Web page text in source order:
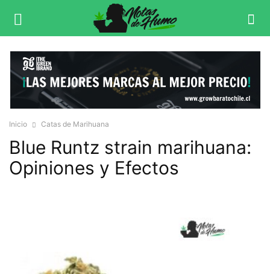
Inicio Catas de Marihuana
Blue Runtz strain marihuana:
Opiniones y Efectos